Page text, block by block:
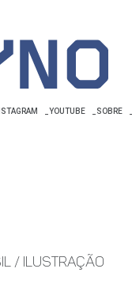
_YOUTUBE _SOBRE
/ Ilustração